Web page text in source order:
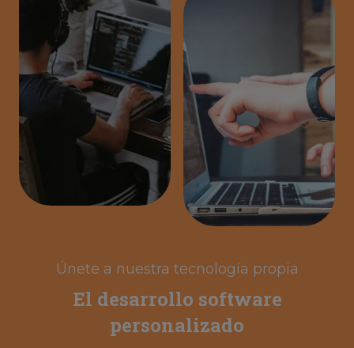
Únete a nuestra tecnología propia
El desarrollo software
personalizado